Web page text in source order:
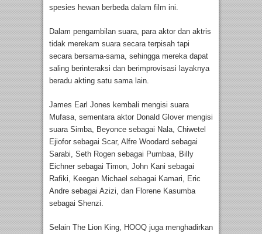
spesies hewan berbeda dalam film ini.
Dalam pengambilan suara, para aktor dan aktris
tidak merekam suara secara terpisah tapi
secara bersama-sama, sehingga mereka dapat
saling berinteraksi dan berimprovisasi layaknya
beradu akting satu sama lain.
James Earl Jones kembali mengisi suara
Mufasa, sementara aktor Donald Glover mengisi
suara Simba, Beyonce sebagai Nala, Chiwetel
Ejiofor sebagai Scar, Alfre Woodard sebagai
Sarabi, Seth Rogen sebagai Pumbaa, Billy
Eichner sebagai Timon, John Kani sebagai
Rafiki, Keegan Michael sebagai Kamari, Eric
Andre sebagai Azizi, dan Florene Kasumba
sebagai Shenzi.
Selain The Lion King, HOOQ juga menghadirkan